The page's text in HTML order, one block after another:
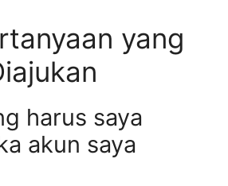
yang
harus saya
akun saya